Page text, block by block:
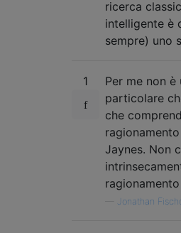
ricerca
intelligente è
sempre) uno
1
Per me non
particolare
che
Jaynes. Non
Jonathan